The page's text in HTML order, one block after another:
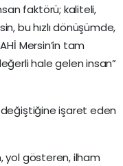
faktörü; kaliteli,
bu hızlı dönüşümde,
Mersin’in tam
hale gelen insan”
değiştiğine işaret eden
yol gösteren, ilham